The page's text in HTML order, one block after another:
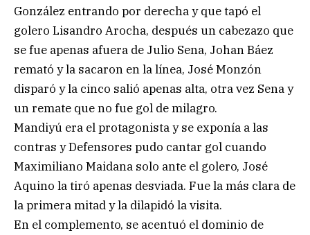
González entrando por derecha y que tapó el
golero Lisandro Arocha, después un cabezazo que
se fue apenas afuera de Julio Sena, Johan Báez
remató y la sacaron en la línea, José Monzón
disparó y la cinco salió apenas alta, otra vez Sena y
un remate que no fue gol de milagro.
Mandiyú era el protagonista y se exponía a las
contras y Defensores pudo cantar gol cuando
Maximiliano Maidana solo ante el golero, José
Aquino la tiró apenas desviada. Fue la más clara de
la primera mitad y la dilapidó la visita.
En el complemento, se acentuó el dominio de